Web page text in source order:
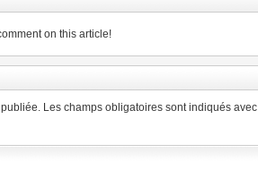
on this article!
Les champs obligatoires sont indiqués avec